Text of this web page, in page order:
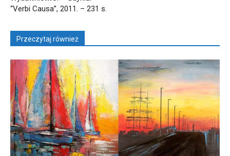
“Verbi Causa”, 2011. – 231 s.
Przeczytaj również